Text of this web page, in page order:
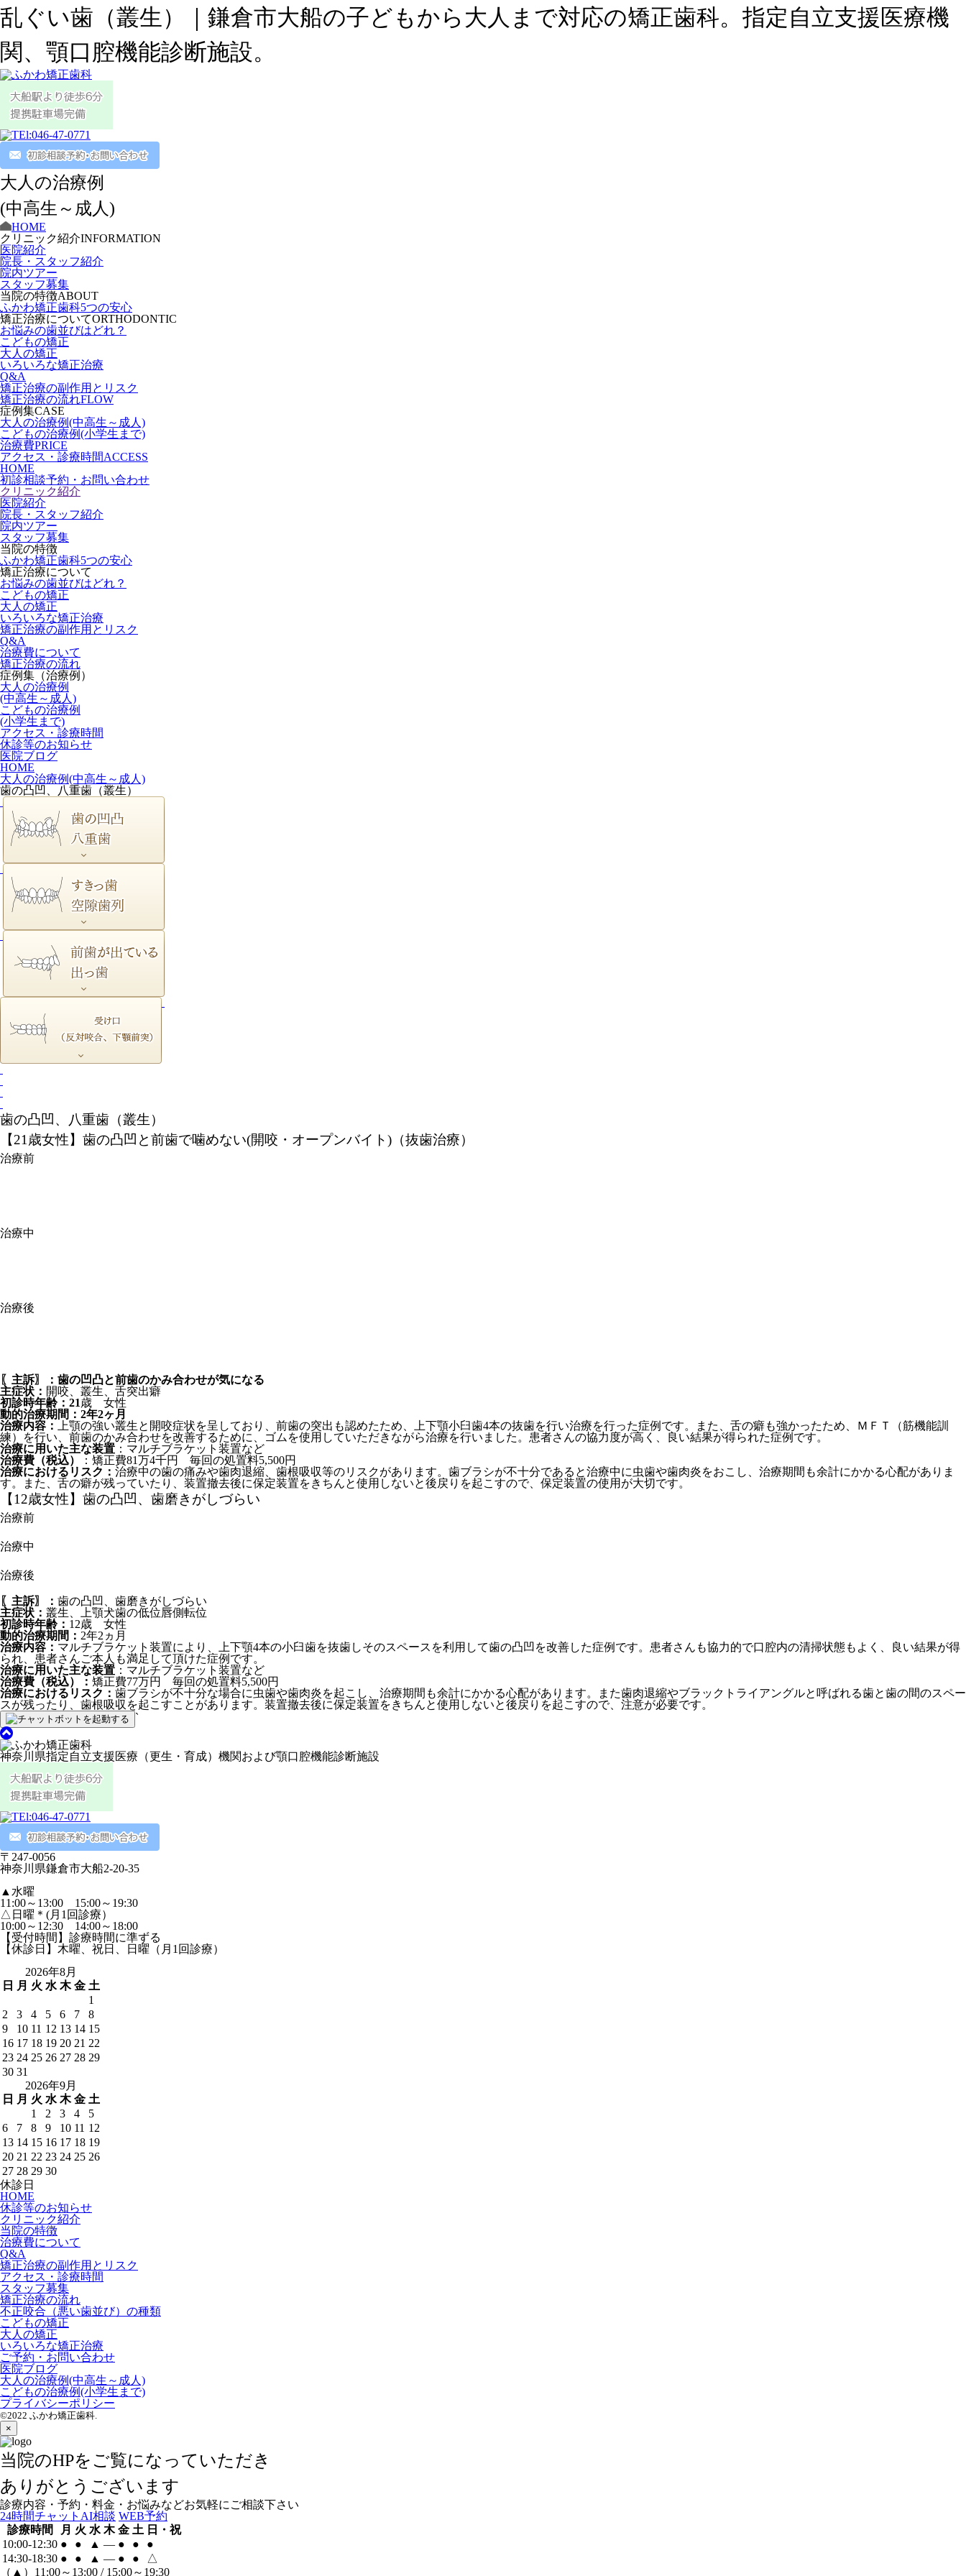
乱ぐい歯（叢生）｜鎌倉市大船の子どもから大人まで対応の矯正歯科。指定自立支援医療機
関、顎口腔機能診断施設。
大人の治療例
(中高生～成人)
HOME
クリニック紹介INFORMATION
医院紹介
院長・スタッフ紹介
院内ツアー
スタッフ募集
当院の特徴ABOUT
ふかわ矯正歯科5つの安心
矯正治療についてORTHODONTIC
お悩みの歯並びはどれ？
こどもの矯正
大人の矯正
いろいろな矯正治療
Q&A
矯正治療の副作用とリスク
矯正治療の流れFLOW
症例集CASE
大人の治療例(中高生～成人)
こどもの治療例(小学生まで)
治療費PRICE
アクセス・診療時間ACCESS
HOME
初診相談予約・お問い合わせ
クリニック紹介
医院紹介
院長・スタッフ紹介
院内ツアー
スタッフ募集
当院の特徴
ふかわ矯正歯科5つの安心
矯正治療について
お悩みの歯並びはどれ？
こどもの矯正
大人の矯正
いろいろな矯正治療
矯正治療の副作用とリスク
Q&A
治療費について
矯正治療の流れ
症例集（治療例）
大人の治療例
(中高生～成人)
こどもの治療例
(小学生まで)
アクセス・診療時間
休診等のお知らせ
医院ブログ
HOME
大人の治療例(中高生～成人)
歯の凸凹、八重歯（叢生）
歯の凸凹、八重歯（叢生）
【21歳女性】歯の凸凹と前歯で噛めない(開咬・オープンバイト)（抜歯治療）
治療前
治療中
治療後
〖主訴〗：歯の凹凸と前歯のかみ合わせが気になる
主症状： 開咬、叢生、舌突出癖
初診時年齢：21歳 女性
動的治療期間：2年2ヶ月
治療内容：
上顎の強い叢生と開咬症状を呈しており、前歯の突出も認めたため、上下顎小臼歯4本の抜歯を行い治療を行った症例です。また、舌の癖も強かったため、ＭＦＴ（筋機能訓
練）を行い、前歯のかみ合わせを改善するために、ゴムを使用していただきながら治療を行いました。患者さんの協力度が高く、良い結果が得られた症例です。
治療に用いた主な装置 ：マルチブラケット装置など
治療費（税込）
：矯正費81万4千円 毎回の処置料5,500円
治療におけるリスク： 治療中の歯の痛みや歯肉退縮、歯根吸収等のリスクがあります。歯ブラシが不十分であると治療中に虫歯や歯肉炎をおこし、治療期間も余計にかかる心配がありま
す。また、舌の癖が残っていたり、装置撤去後に保定装置をきちんと使用しないと後戻りを起こすので、保定装置の使用が大切です。
【12歳女性】歯の凸凹、歯磨きがしづらい
治療前
治療中
治療後
〖主訴〗： 歯の凸凹、歯磨きがしづらい
主症状： 叢生、上顎犬歯の低位唇側転位
初診時年齢： 12歳 女性
動的治療期間： 2年2ヵ月
治療内容： マルチブラケット装置により、上下顎4本の小臼歯を抜歯しそのスペースを利用して歯の凸凹を改善した症例です。患者さんも協力的で口腔内の清掃状態もよく、良い結果が得
られ、患者さんご本人も満足して頂けた症例です。
治療に用いた主な装置 ：マルチブラケット装置など
治療費（税込）： 矯正費77万円 毎回の処置料5,500円
治療におけるリスク： 歯ブラシが不十分な場合に虫歯や歯肉炎を起こし、治療期間も余計にかかる心配があります。また歯肉退縮やブラックトライアングルと呼ばれる歯と歯の間のスペー
スが残ったり、歯根吸収を起こすことがあります。装置撤去後に保定装置をきちんと使用しないと後戻りを起こすので、注意が必要です。
`
神奈川県指定自立支援医療（更生・育成）機関および顎口腔機能診断施設
〒247-0056
神奈川県鎌倉市大船2-20-35
▲ 水曜
11:00～13:00 15:00～19:30
△ 日曜＊(月1回診療）
10:00～12:30 14:00～18:00
【受付時間】診療時間に準ずる
【休診日】木曜、祝日、日曜（月1回診療）
2026年8月
日
月 火 水 木 金 土
1
2
3 4 5 6 7
8
9
10 11 12 13 14 15
16 17 18 19 20 21 22
23 24 25 26 27 28 29
30 31
2026年9月
日
月 火 水 木 金 土
1
2 3 4
5
6
7 8 9 10 11 12
13 14 15 16 17 18 19
20 21 22 23 24 25 26
27 28 29 30
休診日
HOME
休診等のお知らせ
クリニック紹介
当院の特徴
治療費について
Q&A
矯正治療の副作用とリスク
アクセス・診療時間
スタッフ募集
矯正治療の流れ
不正咬合（悪い歯並び）の種類
こどもの矯正
大人の矯正
いろいろな矯正治療
ご予約・お問い合わせ
医院ブログ
大人の治療例(中高生～成人)
こどもの治療例(小学生まで)
プライバシーポリシー
©2022 ふかわ矯正歯科.
×
当院のHPをご覧になっていただき
ありがとうございます
診療内容・予約・料金・お悩みなどお気軽にご相談下さい
24時間チャットAI相談 WEB予約
診療時間
月 火 水 木 金 土 日・祝
10:00-12:30 ● ● ▲ ― ● ●
●
14:30-18:30 ● ● ▲ ― ● ●
△
（ ▲ ）11:00～13:00 / 15:00～19:30